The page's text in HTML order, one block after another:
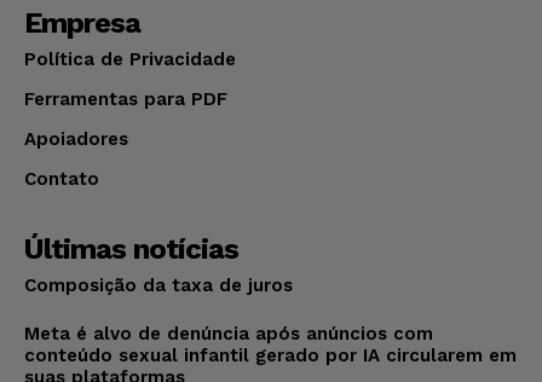
Empresa
Política de Privacidade
Ferramentas para PDF
Apoiadores
Contato
Últimas notícias
Composição da taxa de juros
Meta é alvo de denúncia após anúncios com
conteúdo sexual infantil gerado por IA circularem em
suas plataformas